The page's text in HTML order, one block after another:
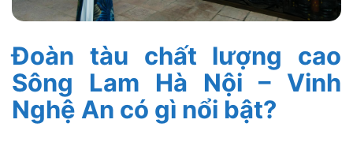
Đoàn tàu chất lượng cao
Sông Lam Hà Nội – Vinh
Nghệ An có gì nổi bật?